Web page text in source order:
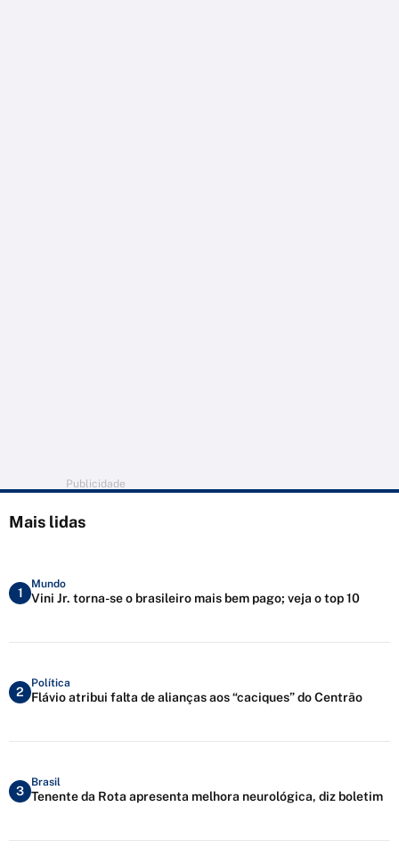
Publicidade
Mais lidas
1
Mundo
Vini Jr. torna-se o brasileiro mais bem pago; veja o top 10
2
Política
Flávio atribui falta de alianças aos “caciques” do Centrão
3
Brasil
Tenente da Rota apresenta melhora neurológica, diz boletim